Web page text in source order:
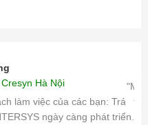
Hà Nội
làm việc của các bạn: Trách
ngày càng phát triển.